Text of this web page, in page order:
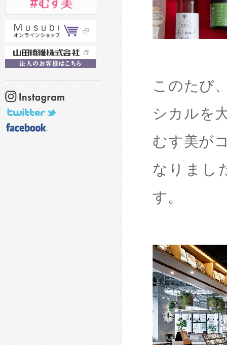
このたび
シカルを
むす美が
なりまし
す。